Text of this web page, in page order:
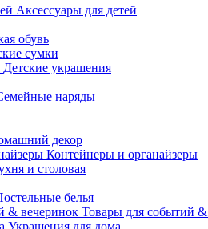
Аксессуары для детей
обувь
сумки
Детские украшения
наряды
декор
Контейнеры и органайзеры
и столовая
белья
Товары для событий
Украшения для дома